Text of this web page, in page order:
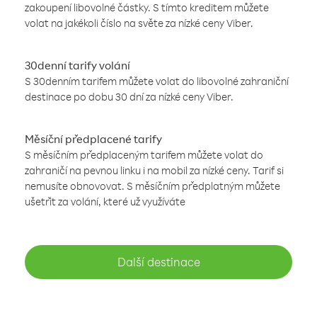
zakoupení libovolné částky. S tímto kreditem můžete
volat na jakékoli číslo na světe za nízké ceny Viber.
30denní tarify volání
S 30denním tarifem můžete volat do libovolné zahraniční
destinace po dobu 30 dní za nízké ceny Viber.
Měsíční předplacené tarify
S měsíčním předplaceným tarifem můžete volat do
zahraničí na pevnou linku i na mobil za nízké ceny. Tarif si
nemusíte obnovovat. S měsíčním předplatným můžete
ušetřit za volání, které už využíváte
Další destinace